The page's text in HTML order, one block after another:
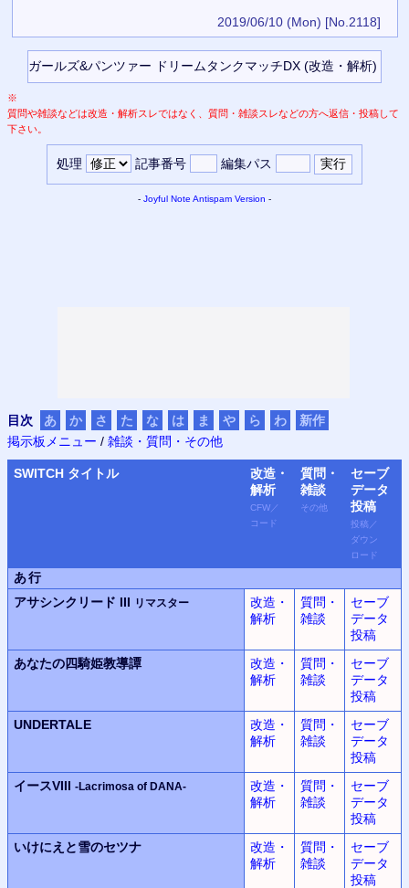
2019/06/10 (Mon) [No.2118]
※
質問や雑談などは改造・解析スレではなく、質問・雑談スレなどの方へ返信・投稿して
下さい。
処理 記事番号 編集パス
- Joyful Note Antispam Version -
目次 あ か さ た な は ま や ら わ
新作
掲示板メニュー / 雑談・質問・その他
SWITCH タイトル
改造・
解析
CFW ／
コード
質問・
雑談
その他
セーブ
データ
投稿
投稿 ／
ダウン
ロード
あ行
アサシンクリード III リマスター
改造・
解析
質問・
雑談
セーブ
データ
投稿
あなたの四騎姫教導譚
改造・
解析
質問・
雑談
セーブ
データ
投稿
UNDERTALE
改造・
解析
質問・
雑談
セーブ
データ
投稿
イースVIII -Lacrimosa of DANA-
改造・
解析
質問・
雑談
セーブ
データ
投稿
いけにえと雪のセツナ
改造・
解析
質問・
雑談
セーブ
データ
投稿